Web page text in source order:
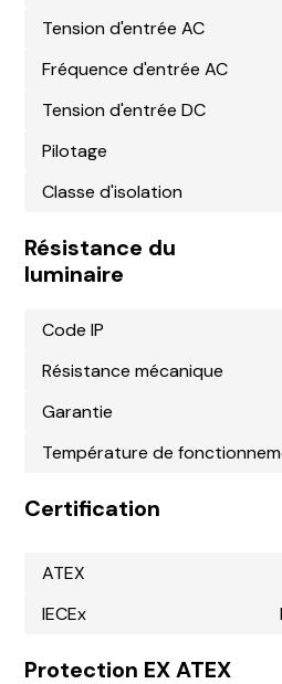
Tension d'entrée AC
Fréquence d'entrée AC
Tension d'entrée DC
Pilotage
Classe d'isolation
Résistance du
luminaire
Code IP
Résistance mécanique
Garantie
Température de
Certification
ATEX
IECEx
Protection EX ATEX